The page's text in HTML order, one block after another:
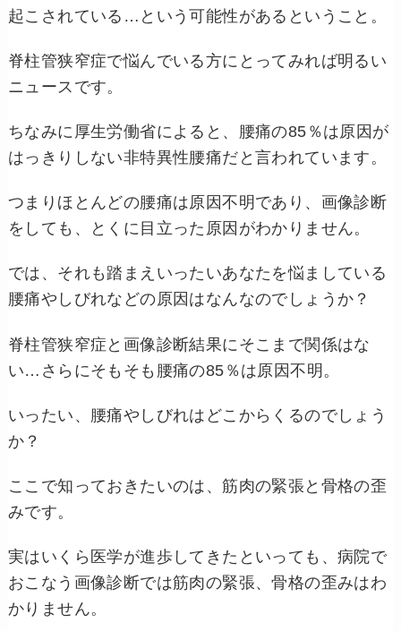
起こされている…という可能性があるということ。
脊柱管狭窄症で悩んでいる方にとってみれば明るい
ニュースです。
ちなみに厚生労働省によると、腰痛の85％は原因が
はっきりしない非特異性腰痛だと言われています。
つまりほとんどの腰痛は原因不明であり、画像診断
をしても、とくに目立った原因がわかりません。
では、それも踏まえいったいあなたを悩ましている
腰痛やしびれなどの原因はなんなのでしょうか？
脊柱管狭窄症と画像診断結果にそこまで関係はな
い…さらにそもそも腰痛の85％は原因不明。
いったい、腰痛やしびれはどこからくるのでしょう
か？
ここで知っておきたいのは、筋肉の緊張と骨格の歪
みです。
実はいくら医学が進歩してきたといっても、病院で
おこなう画像診断では筋肉の緊張、骨格の歪みはわ
かりません。